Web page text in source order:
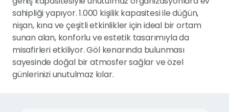
sahipliği yapıyor. 1.000 kişilik kapasitesi ile düğün,
nişan, kına ve çeşitli etkinlikler için ideal bir ortam
sunan alan, konforlu ve estetik tasarımıyla da
misafirleri etkiliyor. Göl kenarında bulunması
sayesinde doğal bir atmosfer sağlar ve özel
günlerinizi unutulmaz kılar.